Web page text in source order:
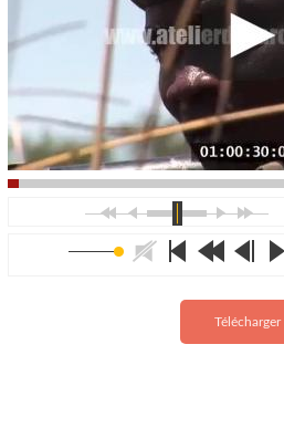
Télécharger